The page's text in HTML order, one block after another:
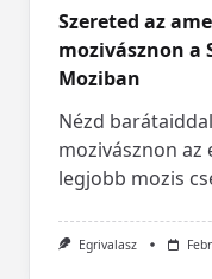
Szereted az
mozivásznon a
Moziban
Nézd
mozivásznon az
legjobb mozis
Egrivalasz